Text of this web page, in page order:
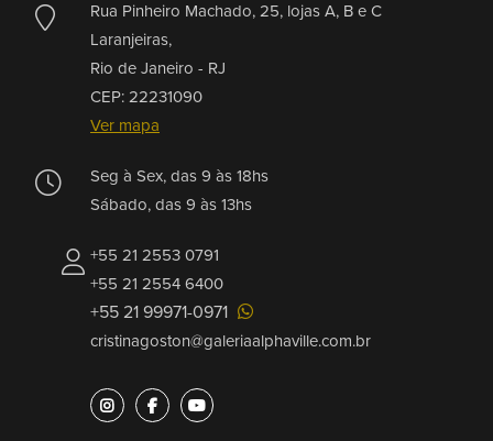
Rua Pinheiro Machado, 25, lojas A, B e C
Laranjeiras,
Rio de Janeiro - RJ
CEP: 22231090
Ver mapa
Seg à Sex, das 9 às 18hs
Sábado, das 9 às 13hs
+55 21 2553 0791
+55 21 2554 6400
+55 21 99971-0971
cristinagoston@galeriaalphaville.com.br